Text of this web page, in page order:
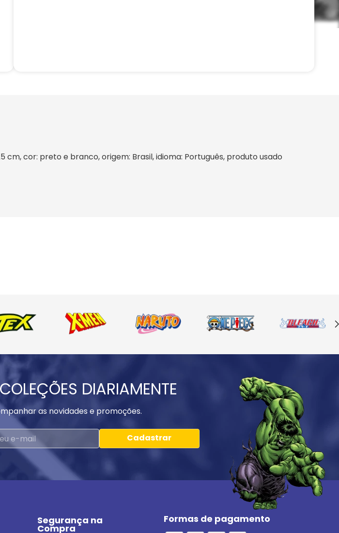
cm, cor: preto e branco, origem: Brasil, idioma: Português, produto usado
DIARIAMENTE
as novidades e promoções.
Cadastrar
Segurança na
Compra
Formas de pagamento